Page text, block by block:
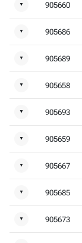
▼ 905660
▼ 905686
▼ 905689
▼ 905658
▼ 905693
▼ 905659
▼ 905667
▼ 905685
▼ 905673